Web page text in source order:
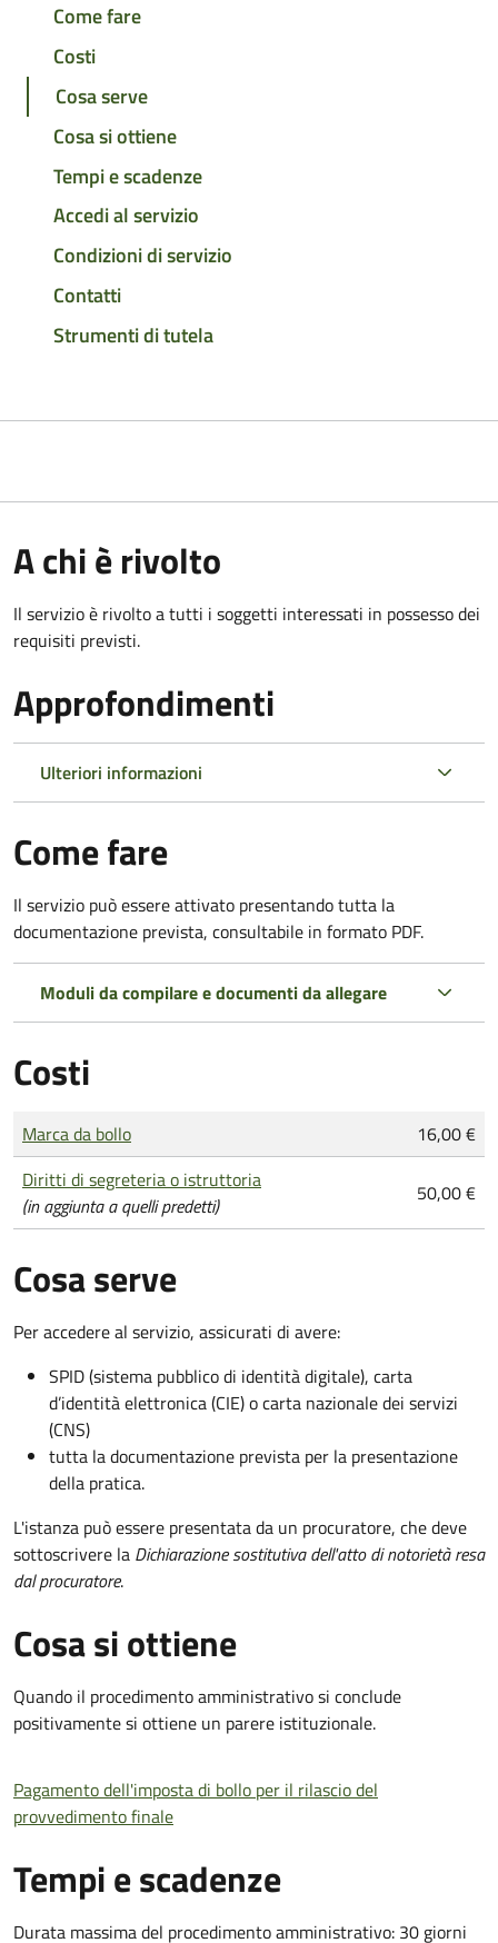
Come fare
Costi
Cosa serve
Cosa si ottiene
Tempi e scadenze
Accedi al servizio
Condizioni di servizio
Contatti
Strumenti di tutela
A chi è rivolto
Il servizio è rivolto a tutti i soggetti interessati in possesso dei
requisiti previsti.
Approfondimenti
Ulteriori informazioni
Come fare
Il servizio può essere attivato presentando tutta la
documentazione prevista, consultabile in formato PDF.
Moduli da compilare e documenti da allegare
Costi
Tipo di pagamento
Importo
Marca da bollo
16,00 €
Diritti di segreteria o istruttoria
(in aggiunta a quelli predetti)
50,00 €
Cosa serve
Per accedere al servizio, assicurati di avere:
SPID (sistema pubblico di identità digitale), carta
d’identità elettronica (CIE) o carta nazionale dei servizi
(CNS)
tutta la documentazione prevista per la presentazione
della pratica.
L'istanza può essere presentata da un procuratore, che deve
sottoscrivere la Dichiarazione sostitutiva dell'atto di notorietà resa
dal procuratore.
Cosa si ottiene
Quando il procedimento amministrativo si conclude
positivamente si ottiene un parere istituzionale.
Pagamento dell'imposta di bollo per il rilascio del
provvedimento finale
Tempi e scadenze
Durata massima del procedimento amministrativo: 30 giorni